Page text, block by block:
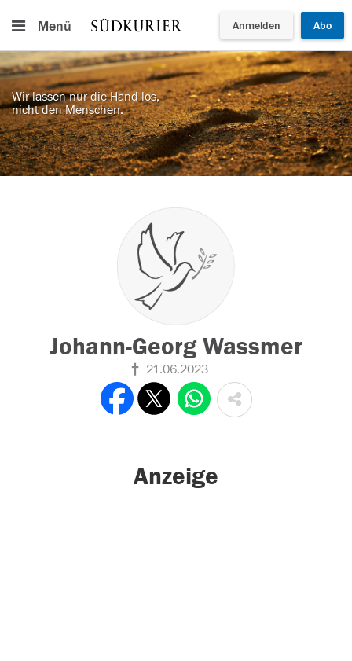
Menü Anmelden Abo
Wir lassen nur die Hand los,
nicht den Menschen.
Johann-Georg Wassmer
21.06.2023
Anzeige